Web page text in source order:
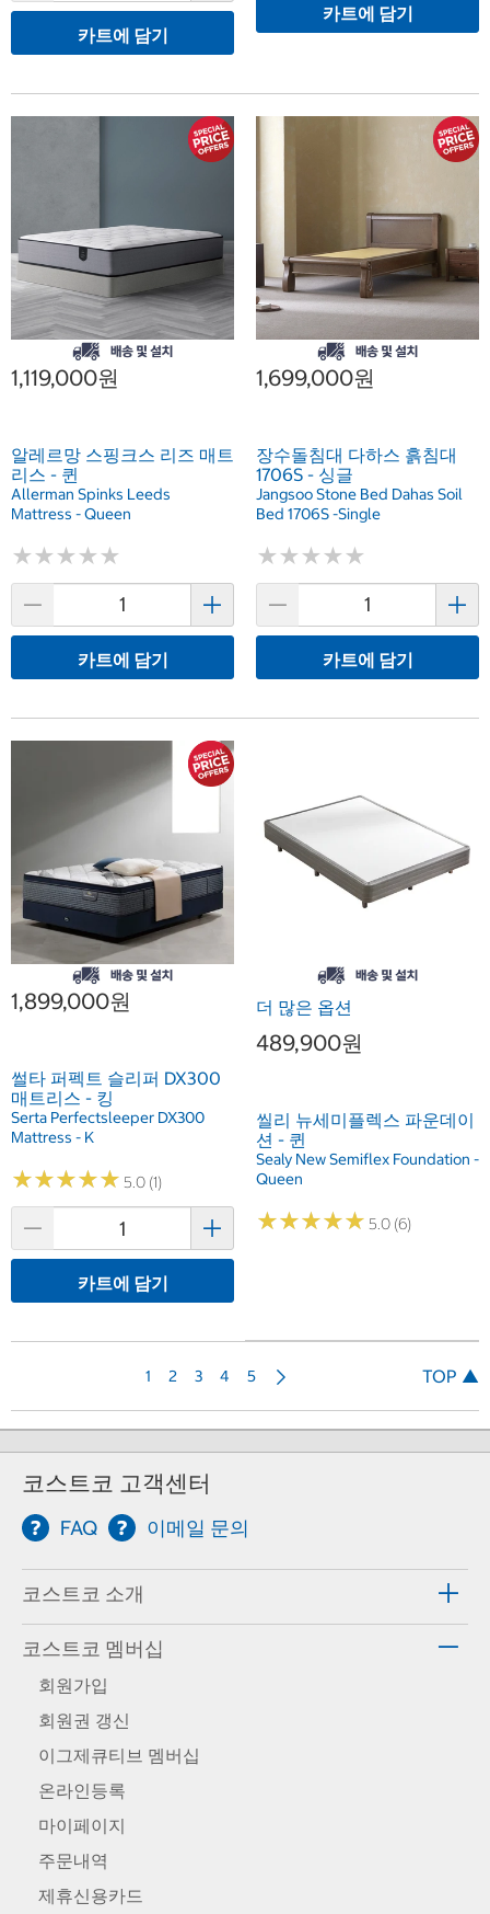
카트에 담기
카트에 담기
1,119,000원
알레르망 스핑크스 리즈 매트
리스 - 퀸
Allerman Spinks Leeds
Mattress - Queen
★★★★★
★★★★★
카트에 담기
1,699,000원
장수돌침대 다하스 흙침대
1706S - 싱글
Jangsoo Stone Bed Dahas Soil
Bed 1706S -Single
★★★★★
★★★★★
카트에 담기
1,899,000원
썰타 퍼펙트 슬리퍼 DX300
매트리스 - 킹
Serta Perfectsleeper DX300
Mattress - K
★★★★★
★★★★★ 5.0 (1)
카트에 담기
더 많은 옵션
489,900원
씰리 뉴세미플렉스 파운데이
션 - 퀸
Sealy New Semiflex Foundation -
Queen
★★★★★
★★★★★ 5.0 (6)
1 2 3 4 5 TOP ▲
코스트코 고객센터
FAQ 이메일 문의
코스트코 소개
코스트코 멤버십
회원가입
회원권 갱신
이그제큐티브 멤버십
온라인등록
마이페이지
주문내역
제휴신용카드